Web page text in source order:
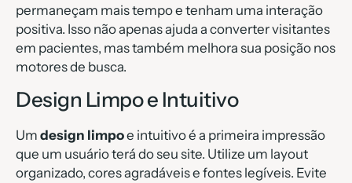
permaneçam mais tempo e tenham uma interação
positiva. Isso não apenas ajuda a converter visitantes
em pacientes, mas também melhora sua posição nos
motores de busca.
Design Limpo e Intuitivo
Um design limpoe intuitivo é a primeira impressão
que um usuário terá do seu site. Utilize um layout
organizado, cores agradáveis e fontes legíveis. Evite